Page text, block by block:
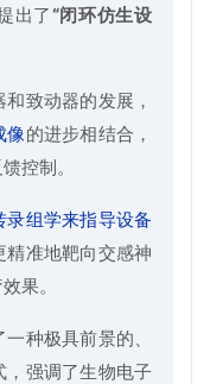
出了“闭环仿生设
致动器的发展，
像的进步相结合，
控制。
组学来指导设备
精准地靶向交感神
果。
种极具前景的、
，强调了生物电子